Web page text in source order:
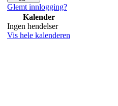
Glemt innlogging?
Kalender
Ingen hendelser
Vis hele kalenderen